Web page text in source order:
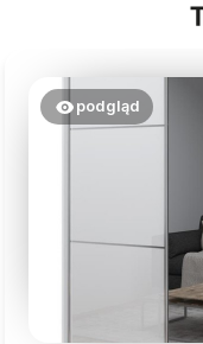
podgląd